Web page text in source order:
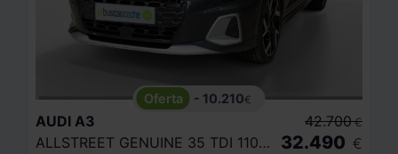
- 10.210€
AUDI A3
ALLSTREET GENUINE 35 TDI 110KW S TRONIC
42.700 €
32.490 €